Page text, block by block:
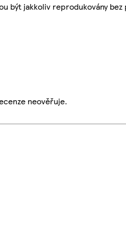
být jakkoliv reprodukovány
neověřuje.